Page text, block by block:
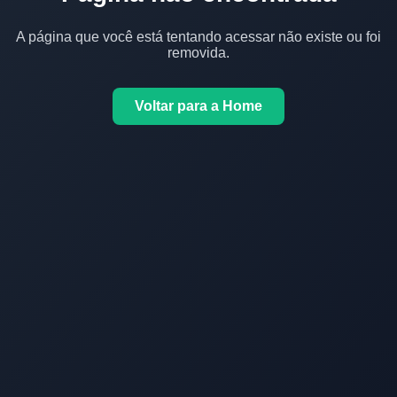
A página que você está tentando acessar não existe ou foi
removida.
Voltar para a Home